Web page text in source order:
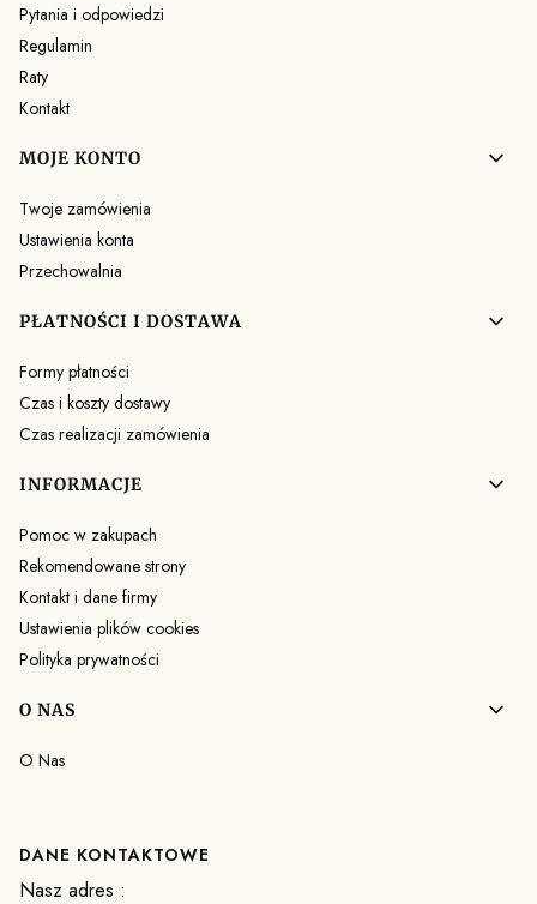
Pytania i odpowiedzi
Regulamin
Raty
Kontakt
MOJE KONTO
Twoje zamówienia
Ustawienia konta
Przechowalnia
PŁATNOŚCI I DOSTAWA
Formy płatności
Czas i koszty dostawy
Czas realizacji zamówienia
INFORMACJE
Pomoc w zakupach
Rekomendowane strony
Kontakt i dane firmy
Ustawienia plików cookies
Polityka prywatności
O NAS
O Nas
DANE KONTAKTOWE
Nasz adres :